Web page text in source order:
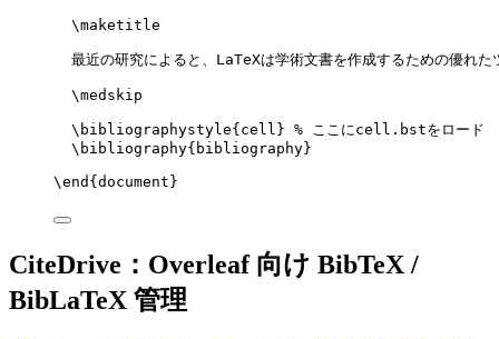
\maketitle
最近の研究によると、LaTeXは学術文書を作成するための優れ
\medskip
\bibliographystyle{cell} % ここにcell.bstをロード
\bibliography{bibliography}
\end { document }
CiteDrive：Overleaf 向け BibTeX /
BibLaTeX 管理